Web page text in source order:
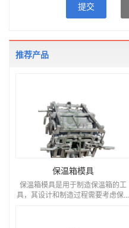
提交
推荐产品
保温箱模具
保温箱模具是用于制造保温箱的工
具，其设计和制造过程需要考虑保...